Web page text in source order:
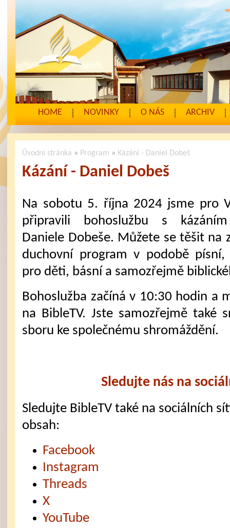
HOME NOVINKY O NÁS ARCHIV
Úvodní stránka » Program » Kázání - Daniel Dobeš
Kázání - Daniel Dobeš
Na sobotu 5. října 2024 jsme pro
připravili bohoslužbu s
Daniele Dobeše. Můžete se těšit na
duchovní program v podobě písní,
pro děti, básní a samozřejmě
Bohoslužba začíná v 10:30 hodin a
na BibleTV. Jste samozřejmě také
sboru ke společnému shromáždění.
Sledujte nás na
Sledujte BibleTV také na sociálních
obsah:
Facebook
Instagram
Threads
X
YouTube